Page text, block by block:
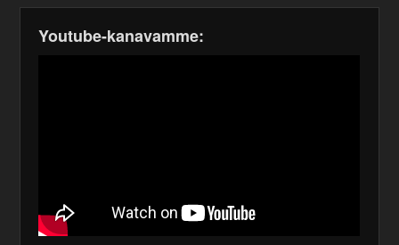
Youtube-kanavamme: